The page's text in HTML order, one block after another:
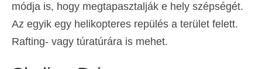
módja is, hogy megtapasztalják e hely szépségét.
Az egyik egy helikopteres repülés a terület felett.
Rafting- vagy túratúrára is mehet.